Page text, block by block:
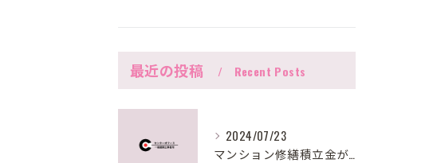
最近の投稿 Recent Posts
2024/07/23
マンション修繕積立金が足りない時の対策法とは？